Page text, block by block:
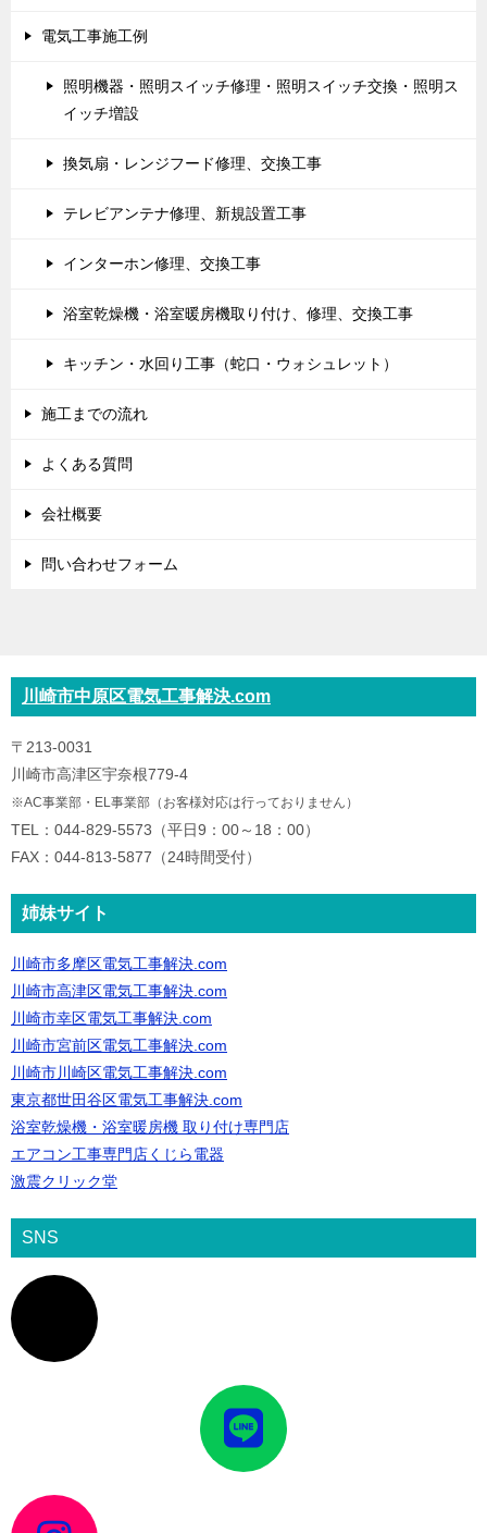
電気工事施工例
照明機器・照明スイッチ修理・照明スイッチ交換・照明ス
イッチ増設
換気扇・レンジフード修理、交換工事
テレビアンテナ修理、新規設置工事
インターホン修理、交換工事
浴室乾燥機・浴室暖房機取り付け、修理、交換工事
キッチン・水回り工事（蛇口・ウォシュレット）
施工までの流れ
よくある質問
会社概要
問い合わせフォーム
川崎市中原区電気工事解決.com
〒213-0031
川崎市高津区宇奈根779-4
※AC事業部・EL事業部（お客様対応は行っておりません）
TEL：044-829-5573（平日9：00～18：00）
FAX：044-813-5877（24時間受付）
姉妹サイト
川崎市多摩区電気工事解決.com
川崎市高津区電気工事解決.com
川崎市幸区電気工事解決.com
川崎市宮前区電気工事解決.com
川崎市川崎区電気工事解決.com
東京都世田谷区電気工事解決.com
浴室乾燥機・浴室暖房機 取り付け専門店
エアコン工事専門店くじら電器
激震クリック堂
SNS
イ
コ
ン
リ
イ
コ
ン
リ
イ